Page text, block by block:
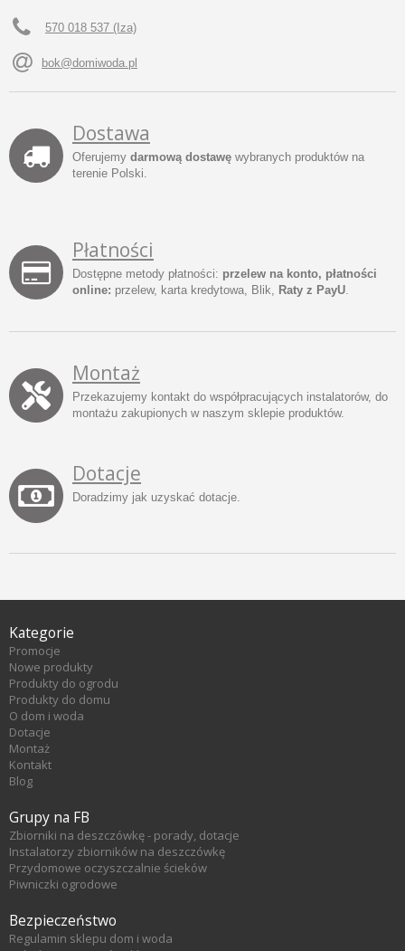
570 018 537 (Iza)
bok@domiwoda.pl
Dostawa
Oferujemy darmową dostawę wybranych produktów na
terenie Polski.
Płatności
Dostępne metody płatności: przelew na konto, płatności
online: przelew, karta kredytowa, Blik, Raty z PayU
Montaż
Przekazujemy kontakt do współpracujących instalatorów, do
montażu zakupionych w naszym sklepie produktów.
Dotacje
Doradzimy jak uzyskać dotacje.
Kategorie
Promocje
Nowe produkty
Produkty do ogrodu
Produkty do domu
O dom i woda
Dotacje
Montaż
Kontakt
Blog
Grupy na FB
Zbiorniki na deszczówkę - porady, dotacje
Instalatorzy zbiorników na deszczówkę
Przydomowe oczyszczalnie ścieków
Piwniczki ogrodowe
Bezpieczeństwo
Regulamin sklepu dom i woda